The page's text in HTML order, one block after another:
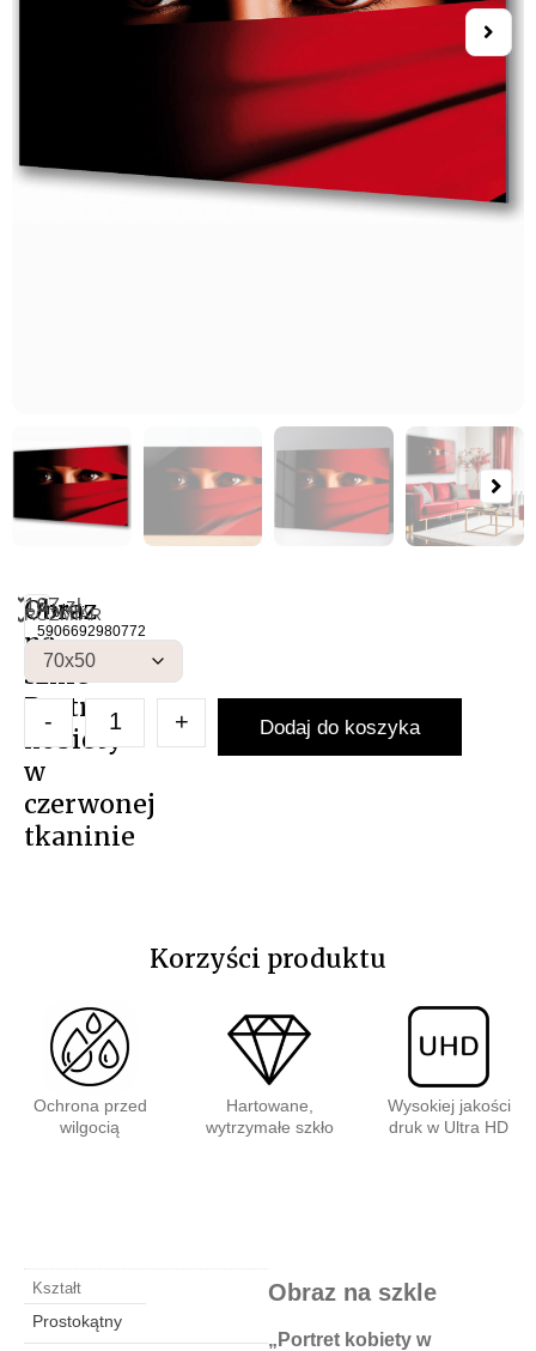
Obraz
na
szkle
Portret
kobiety
w
czerwonej
tkaninie
Artykuł:
5906692980772
167zł
ROZMIAR
- + Dodaj do koszyka
Korzyści produktu
Ochrona przed
wilgocią
Hartowane,
wytrzymałe szkło
Wysokiej jakości
druk w Ultra HD
Obraz na szkle
„Portret kobiety w
Kształt
Prostokątny